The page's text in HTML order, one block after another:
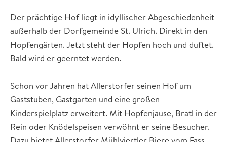
Der prächtige Hof liegt in idyllischer Abgeschiedenheit
außerhalb der Dorfgemeinde St. Ulrich. Direkt in den
Hopfengärten. Jetzt steht der Hopfen hoch und duftet.
Bald wird er geerntet werden.
Schon vor Jahren hat Allerstorfer seinen Hof um
Gaststuben, Gastgarten und eine großen
Kinderspielplatz erweitert. Mit Hopfenjause, Bratl in der
Rein oder Knödelspeisen verwöhnt er seine Besucher.